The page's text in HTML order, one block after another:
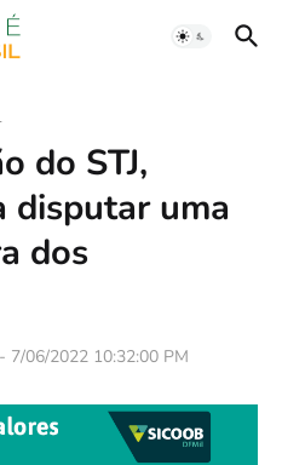
do STJ,
disputar uma
dos
- 7/06/2022 10:32:00 PM